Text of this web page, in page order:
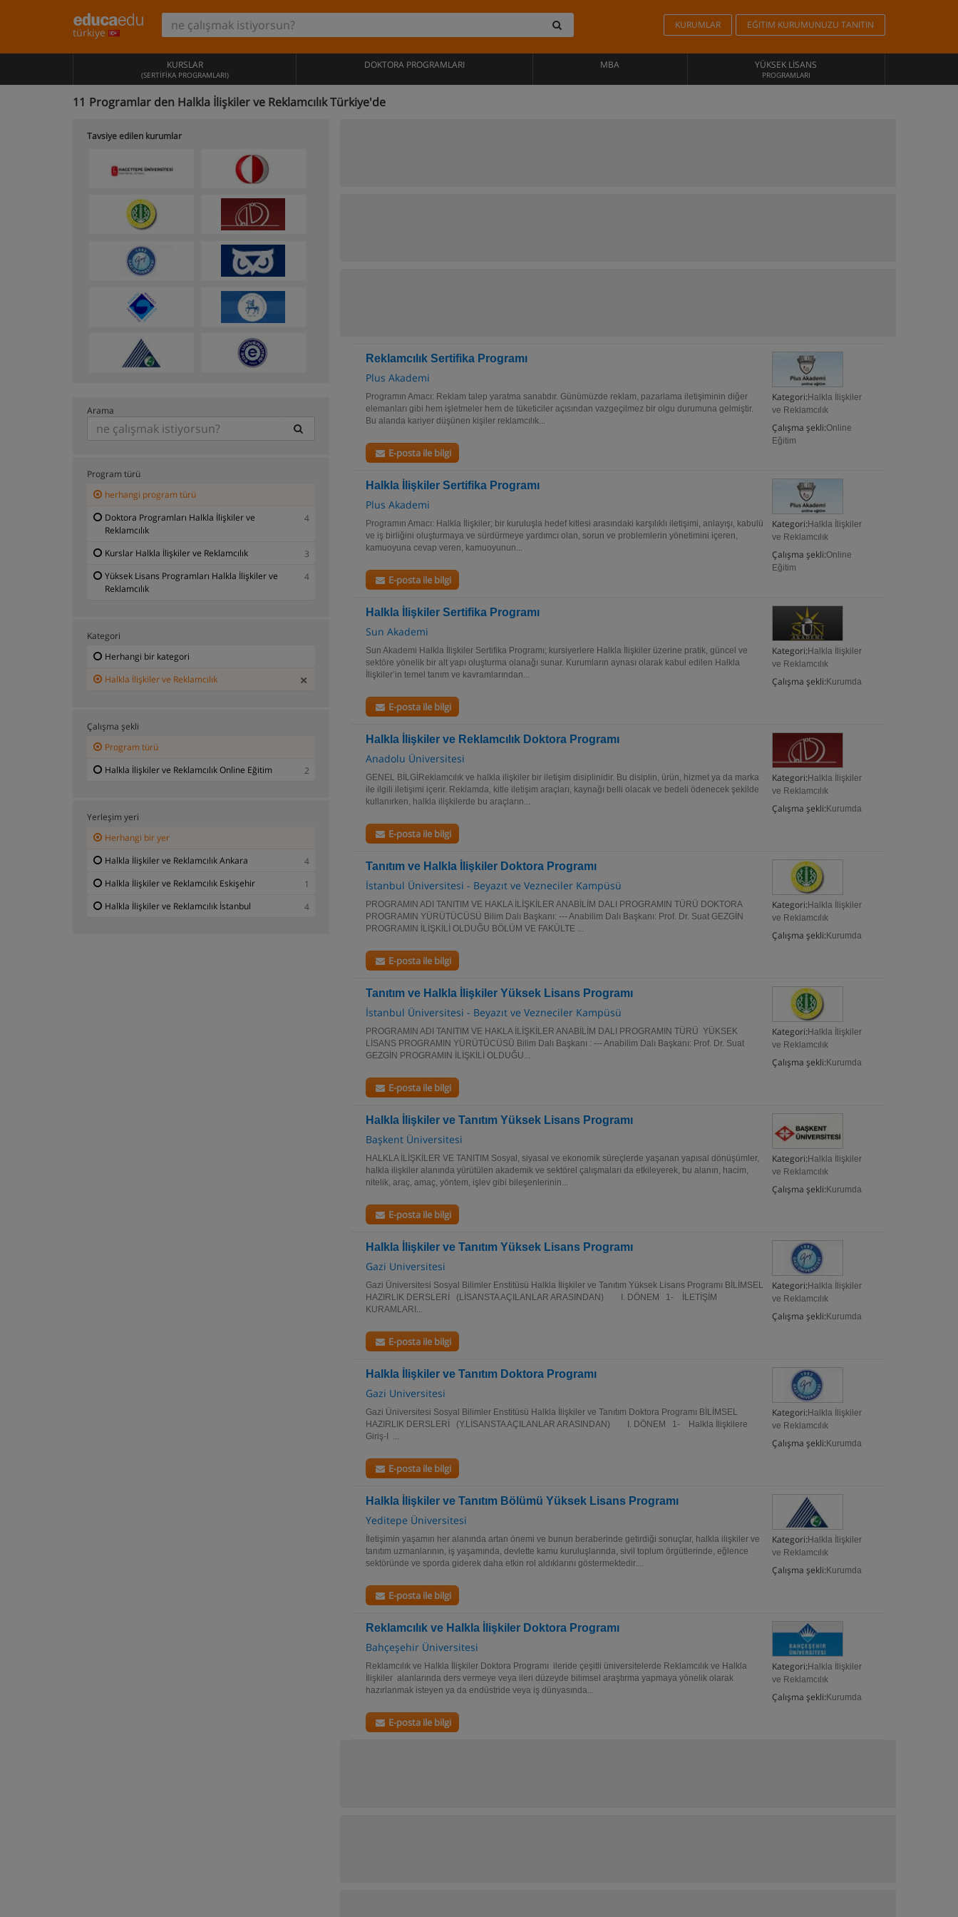
türkiye
KURUMLAR EĞITIM KURUMUNUZU TANITIN
KURSLAR
(SERTIFIKA PROGRAMLARI)
DOKTORA PROGRAMLARI MBA YÜKSEK LISANS
PROGRAMLARI
11 Programlar den Halkla İlişkiler ve Reklamcılık Türkiye'de
Reklamcılık Sertifika Programı
Plus Akademi
Kategori: Halkla İlişkiler
ve Reklamcılık
Çalışma şekli:Online
Eğitim
Programın Amacı: Reklam talep yaratma sanatıdır. Günümüzde reklam, pazarlama iletişiminin diğer
elemanları gibi hem işletmeler hem de tüketiciler açısından vazgeçilmez bir olgu durumuna gelmiştir.
Bu alanda kariyer düşünen kişiler reklamcılık...
E-posta ile bilgi
Halkla İlişkiler Sertifika Programı
Plus Akademi
Kategori: Halkla İlişkiler
ve Reklamcılık
Çalışma şekli:Online
Eğitim
Programın Amacı: Halkla İlişkiler; bir kuruluşla hedef kitlesi arasındaki karşılıklı iletişimi, anlayışı, kabulü
ve iş birliğini oluşturmaya ve sürdürmeye yardımcı olan, sorun ve problemlerin yönetimini içeren,
kamuoyuna cevap veren, kamuoyunun...
E-posta ile bilgi
Halkla İlişkiler Sertifika Programı
Sun Akademi
Kategori: Halkla İlişkiler
ve Reklamcılık
Çalışma şekli: Kurumda
Sun Akademi Halkla İlişkiler Sertifika Programı; kursiyerlere Halkla İlişkiler üzerine pratik, güncel ve
sektöre yönelik bir alt yapı oluşturma olanağı sunar. Kurumların aynası olarak kabul edilen Halkla
İlişkiler’in temel tanım ve kavramlarından...
E-posta ile bilgi
Halkla İlişkiler ve Reklamcılık Doktora Programı
Anadolu Üniversitesi
Kategori: Halkla İlişkiler
ve Reklamcılık
Çalışma şekli: Kurumda
GENEL BİLGİReklamcılık ve halkla ilişkiler bir iletişim disiplinidir. Bu disiplin, ürün, hizmet ya da marka
ile ilgili iletişimi içerir. Reklamda, kitle iletişim araçları, kaynağı belli olacak ve bedeli ödenecek şekilde
kullanırken, halkla ilişkilerde bu araçların...
E-posta ile bilgi
Tanıtım ve Halkla İlişkiler Doktora Programı
İstanbul Üniversitesi - Beyazıt ve Vezneciler Kampüsü
Kategori: Halkla İlişkiler
ve Reklamcılık
Çalışma şekli: Kurumda
PROGRAMIN ADI TANITIM VE HAKLA İLİŞKİLER ANABİLİM DALI PROGRAMIN TÜRÜ DOKTORA
PROGRAMIN YÜRÜTÜCÜSÜ Bilim Dalı Başkanı: --- Anabilim Dalı Başkanı: Prof. Dr. Suat GEZGİN
PROGRAMIN İLİŞKİLİ OLDUĞU BÖLÜM VE FAKÜLTE ...
E-posta ile bilgi
Tanıtım ve Halkla İlişkiler Yüksek Lisans Programı
İstanbul Üniversitesi - Beyazıt ve Vezneciler Kampüsü
Kategori: Halkla İlişkiler
ve Reklamcılık
Çalışma şekli: Kurumda
PROGRAMIN ADI TANITIM VE HAKLA İLİŞKİLER ANABİLİM DALI PROGRAMIN TÜRÜ YÜKSEK
LİSANS PROGRAMIN YÜRÜTÜCÜSÜ Bilim Dalı Başkanı : --- Anabilim Dalı Başkanı: Prof. Dr. Suat
GEZGİN PROGRAMIN İLİŞKİLİ OLDUĞU...
E-posta ile bilgi
Halkla İlişkiler ve Tanıtım Yüksek Lisans Programı
Başkent Üniversitesi
Kategori: Halkla İlişkiler
ve Reklamcılık
Çalışma şekli: Kurumda
HALKLA İLİŞKİLER VE TANITIM Sosyal, siyasal ve ekonomik süreçlerde yaşanan yapısal dönüşümler,
halkla ilişkiler alanında yürütülen akademik ve sektörel çalışmaları da etkileyerek, bu alanın, hacim,
nitelik, araç, amaç, yöntem, işlev gibi bileşenlerinin...
E-posta ile bilgi
Halkla İlişkiler ve Tanıtım Yüksek Lisans Programı
Gazi Universitesi
Kategori: Halkla İlişkiler
ve Reklamcılık
Çalışma şekli: Kurumda
Gazi Üniversitesi Sosyal Bilimler Enstitüsü Halkla İlişkiler ve Tanıtım Yüksek Lisans Programı BİLİMSEL
HAZIRLIK DERSLERİ (LİSANSTA AÇILANLAR ARASINDAN) I. DÖNEM 1- İLETİŞİM
KURAMLARI...
E-posta ile bilgi
Halkla İlişkiler ve Tanıtım Doktora Programı
Gazi Universitesi
Kategori: Halkla İlişkiler
ve Reklamcılık
Çalışma şekli: Kurumda
Gazi Üniversitesi Sosyal Bilimler Enstitüsü Halkla İlişkiler ve Tanıtım Doktora Programı BİLİMSEL
HAZIRLIK DERSLERİ (Y.LİSANSTA AÇILANLAR ARASINDAN) I. DÖNEM 1- Halkla İlişkilere
Giriş-I ...
E-posta ile bilgi
Halkla İlişkiler ve Tanıtım Bölümü Yüksek Lisans Programı
Yeditepe Üniversitesi
Kategori: Halkla İlişkiler
ve Reklamcılık
Çalışma şekli: Kurumda
İletişimin yaşamın her alanında artan önemi ve bunun beraberinde getirdiği sonuçlar, halkla ilişkiler ve
tanıtım uzmanlarının, iş yaşamında, devlette kamu kuruluşlarında, sivil toplum örgütlerinde, eğlence
sektöründe ve sporda giderek daha etkin rol aldıklarını göstermektedir....
E-posta ile bilgi
Reklamcılık ve Halkla İlişkiler Doktora Programı
Bahçeşehir Üniversitesi
Kategori: Halkla İlişkiler
ve Reklamcılık
Çalışma şekli: Kurumda
Reklamcılık ve Halkla İlişkiler Doktora Programı ileride çeşitli üniversitelerde Reklamcılık ve Halkla
İlişkiler alanlarında ders vermeye veya ileri düzeyde bilimsel araştırma yapmaya yönelik olarak
hazırlanmak isteyen ya da endüstride veya iş dünyasında...
E-posta ile bilgi
Tavsiye edilen kurumlar
Arama
Program türü
herhangi program türü
Doktora Programları Halkla İlişkiler ve
Reklamcılık
4
Kurslar Halkla İlişkiler ve Reklamcılık
3
Yüksek Lisans Programları Halkla İlişkiler ve
Reklamcılık
4
Kategori
Herhangi bir kategori
Halkla İlişkiler ve Reklamcılık
Çalışma şekli
Program türü
Halkla İlişkiler ve Reklamcılık Online Eğitim
2
Yerleşim yeri
Herhangi bir yer
Halkla İlişkiler ve Reklamcılık Ankara
4
Halkla İlişkiler ve Reklamcılık Eskişehir
1
Halkla İlişkiler ve Reklamcılık İstanbul
4